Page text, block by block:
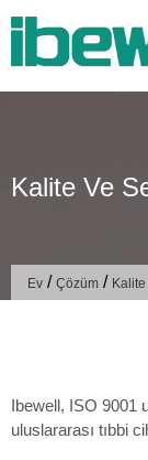
Kalite Ve
Ev / Çözüm /
Ibewell, ISO 9001
uluslararası tıbbi